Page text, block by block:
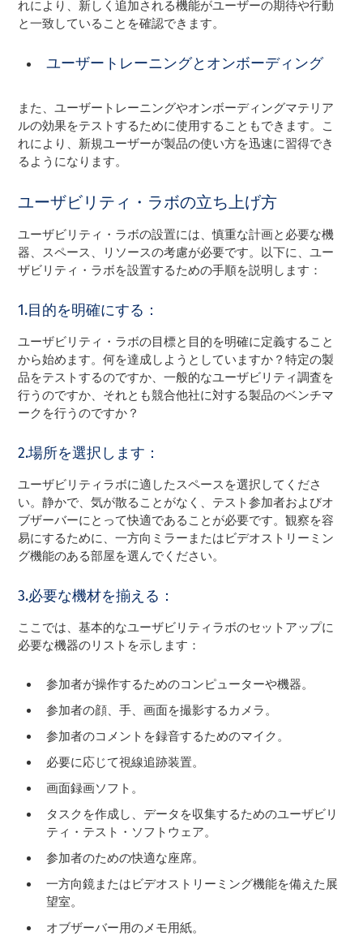
れにより、新しく追加される機能がユーザーの期待や行動
と一致していることを確認できます。
ユーザートレーニングとオンボーディング
また、ユーザートレーニングやオンボーディングマテリア
ルの効果をテストするために使用することもできます。こ
れにより、新規ユーザーが製品の使い方を迅速に習得でき
るようになります。
ユーザビリティ・ラボの立ち上げ方
ユーザビリティ・ラボの設置には、慎重な計画と必要な機
器、スペース、リソースの考慮が必要です。以下に、ユー
ザビリティ・ラボを設置するための手順を説明します：
1.目的を明確にする：
ユーザビリティ・ラボの目標と目的を明確に定義すること
から始めます。何を達成しようとしていますか？特定の製
品をテストするのですか、一般的なユーザビリティ調査を
行うのですか、それとも競合他社に対する製品のベンチマ
ークを行うのですか？
2.場所を選択します：
ユーザビリティラボに適したスペースを選択してくださ
い。静かで、気が散ることがなく、テスト参加者およびオ
ブザーバーにとって快適であることが必要です。観察を容
易にするために、一方向ミラーまたはビデオストリーミン
グ機能のある部屋を選んでください。
3.必要な機材を揃える：
ここでは、基本的なユーザビリティラボのセットアップに
必要な機器のリストを示します：
参加者が操作するためのコンピューターや機器。
参加者の顔、手、画面を撮影するカメラ。
参加者のコメントを録音するためのマイク。
必要に応じて視線追跡装置。
画面録画ソフト。
タスクを作成し、データを収集するためのユーザビリ
ティ・テスト・ソフトウェア。
参加者のための快適な座席。
一方向鏡またはビデオストリーミング機能を備えた展
望室。
オブザーバー用のメモ用紙。